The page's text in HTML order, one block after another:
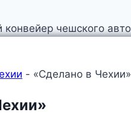
- «Сделано в Чехии»